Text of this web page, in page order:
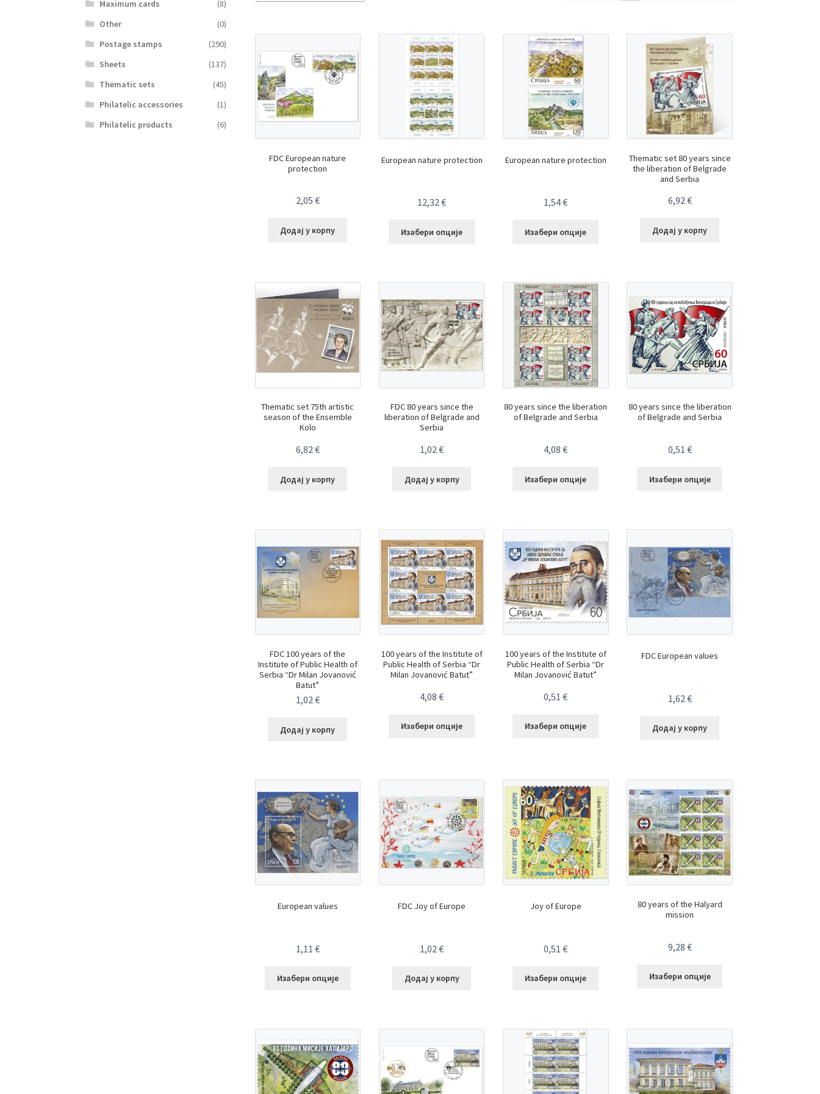
FDC European nature
protection
2,05 €
Додај у корпу
European nature protection
12,32€
Изабери опције
European nature protection
1,54€
Изабери опције
Thematic set 80 years since
the liberation of Belgrade
and Serbia
6,92€
Додај у корпу
Thematic set 75th artistic
season of the Ensemble
Kolo
6,82€
Додај у корпу
FDC 80 years since the
liberation of Belgrade and
Serbia
1,02€
Додај у корпу
80 years since the liberation
of Belgrade and Serbia
4,08€
Изабери опције
80 years since the liberation
of Belgrade and Serbia
0,51 €
Изабери опције
FDC 100 years of the
Institute of Public Health of
Serbia “Dr Milan Jovanović
Batut”
1,02€
Додај у корпу
100 years of the Institute of
Public Health of Serbia “Dr
Milan Jovanović Batut”
4,08€
Изабери опције
100 years of the Institute of
Public Health of Serbia “Dr
Milan Jovanović Batut”
0,51€
Изабери опције
FDC European values
1,62 €
Додај у корпу
European values
1,11 €
Изабери опције
FDC Joy of Europe
1,02€
Додај у корпу
Joy of Europe
0,51€
Изабери опције
80 years of the Halyard
mission
9,28 €
Изабери опције
Maximum cards
(8)
Other
(0)
Postage stamps
(290)
Sheets
(137)
Thematic sets
(45)
Philatelic accessories
(1)
Philatelic products
(6)